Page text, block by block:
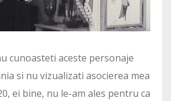
cunoasteti aceste personaje
si nu vizualizati asocierea mea
ei bine, nu le-am ales pentru ca